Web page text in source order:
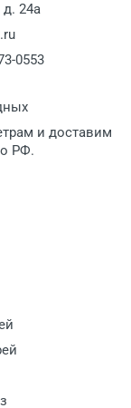
24а
0553
и доставим
РФ.